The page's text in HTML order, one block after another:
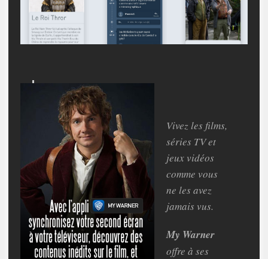
Vivez les films,
séries TV et
jeux vidéos
comme vous
ne les avez
jamais vus.
My Warner
offre à ses